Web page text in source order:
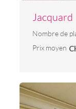
Jacquard
Nombre de
Prix moyen